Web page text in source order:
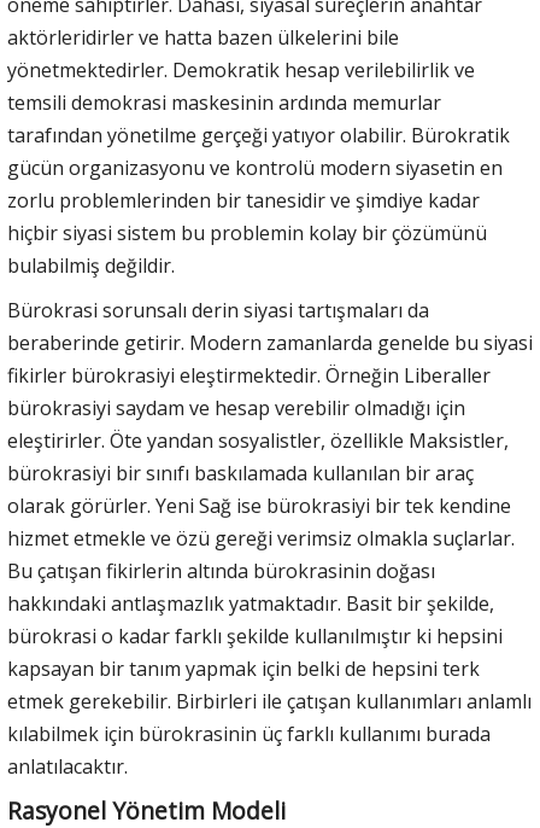
aktörleridirler ve hatta bazen ülkelerini bile
yönetmektedirler. Demokratik hesap verilebilirlik ve
temsili demokrasi maskesinin ardında memurlar
tarafından yönetilme gerçeği yatıyor olabilir. Bürokratik
gücün organizasyonu ve kontrolü modern siyasetin en
zorlu problemlerinden bir tanesidir ve şimdiye kadar
hiçbir siyasi sistem bu problemin kolay bir çözümünü
bulabilmiş değildir.
Bürokrasi sorunsalı derin siyasi tartışmaları da
beraberinde getirir. Modern zamanlarda genelde bu siyasi
fikirler bürokrasiyi eleştirmektedir. Örneğin Liberaller
bürokrasiyi saydam ve hesap verebilir olmadığı için
eleştirirler. Öte yandan sosyalistler, özellikle Maksistler,
bürokrasiyi bir sınıfı baskılamada kullanılan bir araç
olarak görürler. Yeni Sağ ise bürokrasiyi bir tek kendine
hizmet etmekle ve özü gereği verimsiz olmakla suçlarlar.
Bu çatışan fikirlerin altında bürokrasinin doğası
hakkındaki antlaşmazlık yatmaktadır. Basit bir şekilde,
bürokrasi o kadar farklı şekilde kullanılmıştır ki hepsini
kapsayan bir tanım yapmak için belki de hepsini terk
etmek gerekebilir. Birbirleri ile çatışan kullanımları anlamlı
kılabilmek için bürokrasinin üç farklı kullanımı burada
anlatılacaktır.
Rasyonel Yönetim Modeli